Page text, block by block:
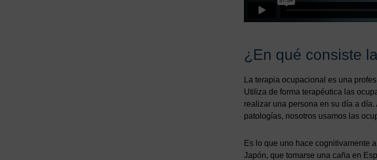
¿En qué consiste
La terapia ocupacional es una
Utiliza de forma terapéutica las
realizar una persona en su día a
patologías, nosotros usamos las
Es lo que uno hace cognitivamente
Japón, que tomarse una caña en